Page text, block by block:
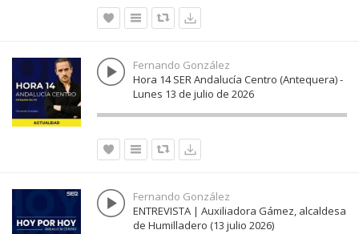
Fernando González
Hora 14 SER Andalucía Centro (Antequera) -
Lunes 13 de julio de 2026
Fernando González
ENTREVISTA | Auxiliadora Gámez, alcaldesa
de Humilladero (13 julio 2026)